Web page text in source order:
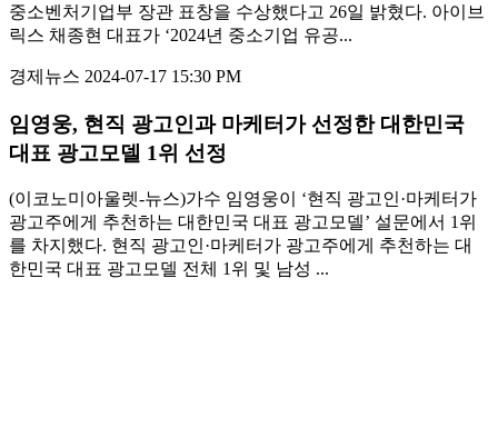
중소벤처기업부 장관 표창을 수상했다고 26일 밝혔다. 아이브
릭스 채종현 대표가 ‘2024년 중소기업 유공...
경제뉴스 2024-07-17 15:30 PM
임영웅, 현직 광고인과 마케터가 선정한 대한민국
대표 광고모델 1위 선정
(이코노미아울렛-뉴스)가수 임영웅이 ‘현직 광고인·마케터가
광고주에게 추천하는 대한민국 대표 광고모델’ 설문에서 1위
를 차지했다. 현직 광고인·마케터가 광고주에게 추천하는 대
한민국 대표 광고모델 전체 1위 및 남성 ...